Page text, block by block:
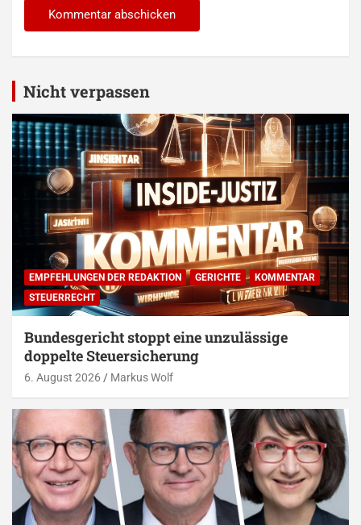
Nicht verpassen
EMPFEHLUNGEN DER REDAKTION GERICHTE
KOMMENTAR
STEUERRECHT
Bundesgericht stoppt eine unzulässige
doppelte Steuersicherung
6. August 2026 Markus Wolf